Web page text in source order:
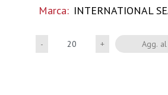
Marca: INTERNATIONAL
QuantitàAgg.